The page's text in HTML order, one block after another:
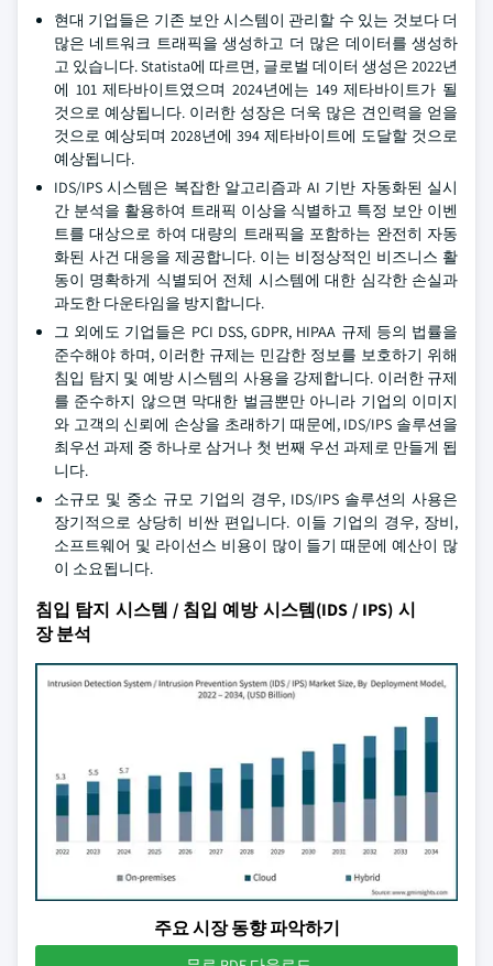
현대 기업들은 기존 보안 시스템이 관리할 수 있는 것보다 더
많은 네트워크 트래픽을 생성하고 더 많은 데이터를 생성하
고 있습니다. Statista에 따르면, 글로벌 데이터 생성은 2022년
에 101 제타바이트였으며 2024년에는 149 제타바이트가 될
것으로 예상됩니다. 이러한 성장은 더욱 많은 견인력을 얻을
것으로 예상되며 2028년에 394 제타바이트에 도달할 것으로
예상됩니다.
IDS/IPS 시스템은 복잡한 알고리즘과 AI 기반 자동화된 실시
간 분석을 활용하여 트래픽 이상을 식별하고 특정 보안 이벤
트를 대상으로 하여 대량의 트래픽을 포함하는 완전히 자동
화된 사건 대응을 제공합니다. 이는 비정상적인 비즈니스 활
동이 명확하게 식별되어 전체 시스템에 대한 심각한 손실과
과도한 다운타임을 방지합니다.
그 외에도 기업들은 PCI DSS, GDPR, HIPAA 규제 등의 법률을
준수해야 하며, 이러한 규제는 민감한 정보를 보호하기 위해
침입 탐지 및 예방 시스템의 사용을 강제합니다. 이러한 규제
를 준수하지 않으면 막대한 벌금뿐만 아니라 기업의 이미지
와 고객의 신뢰에 손상을 초래하기 때문에, IDS/IPS 솔루션을
최우선 과제 중 하나로 삼거나 첫 번째 우선 과제로 만들게 됩
니다.
소규모 및 중소 규모 기업의 경우, IDS/IPS 솔루션의 사용은
장기적으로 상당히 비싼 편입니다. 이들 기업의 경우, 장비,
소프트웨어 및 라이선스 비용이 많이 들기 때문에 예산이 많
이 소요됩니다.
침입 탐지 시스템 / 침입 예방 시스템(IDS / IPS) 시
장 분석
주요 시장 동향 파악하기